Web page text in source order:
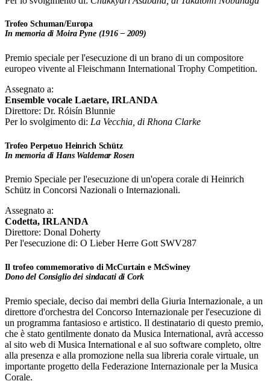
Trofeo Schuman/Europa
In memoria di Moira Pyne (1916 – 2009)
Premio speciale per l'esecuzione di un brano di un compositore
europeo vivente al Fleischmann International Trophy Competition.
Assegnato a:
Ensemble vocale Laetare, IRLANDA
Direttore: Dr. Róisín Blunnie
Per lo svolgimento di: La Vecchia, di Rhona Clarke
Trofeo Perpetuo Heinrich Schütz
In memoria di Hans Waldemar Rosen
Premio Speciale per l'esecuzione di un'opera corale di Heinrich
Schütz in Concorsi Nazionali o Internazionali.
Assegnato a:
Codetta, IRLANDA
Direttore: Donal Doherty
Per l'esecuzione di: O Lieber Herre Gott SWV287
Il trofeo commemorativo di McCurtain e McSwiney
Dono del Consiglio dei sindacati di Cork
Premio speciale, deciso dai membri della Giuria Internazionale, a un
direttore d'orchestra del Concorso Internazionale per l'esecuzione di
un programma fantasioso e artistico. Il destinatario di questo premio,
che è stato gentilmente donato da Musica International, avrà accesso
al sito web di Musica International e al suo software completo, oltre
alla presenza e alla promozione nella sua libreria corale virtuale, un
importante progetto della Federazione Internazionale per la Musica
Corale.